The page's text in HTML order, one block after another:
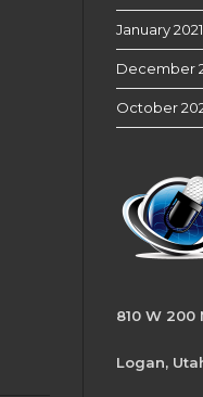
January 2021
December
October
810 W 200
Logan,